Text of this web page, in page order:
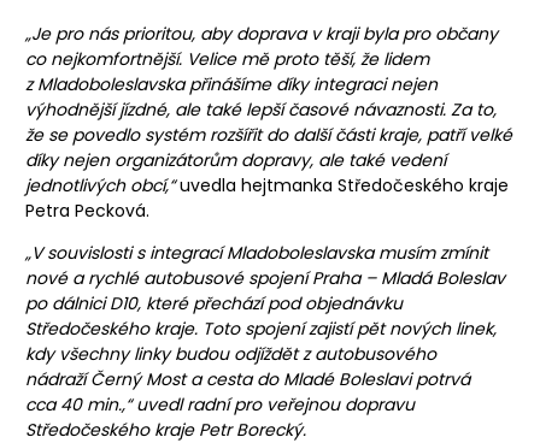
„Je pro nás prioritou, aby doprava v kraji byla pro občany
co nejkomfortnější. Velice mě proto těší, že lidem
z Mladoboleslavska přinášíme díky integraci nejen
výhodnější jízdné, ale také lepší časové návaznosti. Za to,
že se povedlo systém rozšířit do další části kraje, patří velké
díky nejen organizátorům dopravy, ale také vedení
jednotlivých obcí,“uvedla hejtmanka Středočeského kraje
Petra Pecková.
„V souvislosti sintegrací Mladoboleslavska musím zmínit
nové a rychlé autobusové spojení Praha – Mladá Boleslav
po dálnici D10, které přechází pod objednávku
Středočeského kraje. Toto spojení zajistí pět nových linek,
kdy všechny linky budou odjíždět z autobusového
nádraží Černý Most a cesta do Mladé Boleslavi potrvá
cca 40 min.,“uvedl radní pro veřejnou dopravu
Středočeského kraje Petr Borecký.